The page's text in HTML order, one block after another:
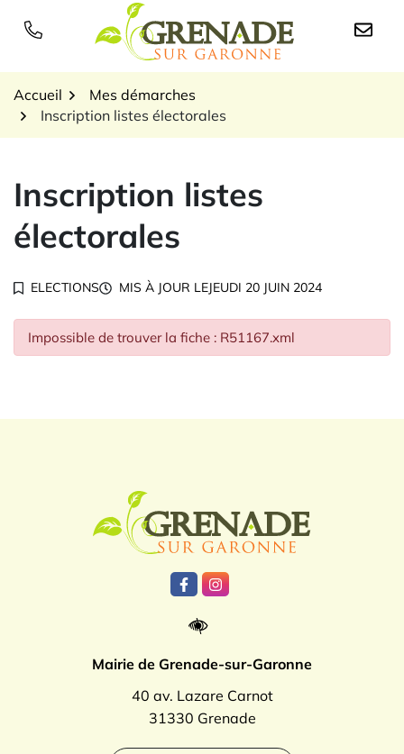
Logo Grenade sur
Accueil
Mes démarches
Inscription listes électorales
Inscription listes
électorales
ELECTIONS MIS À JOUR LEJEUDI 20 JUIN 2024
Impossible de trouver la fiche : R51167.xml
Lien vers le compte Facebook
Lien vers le compte
Mairie de Grenade-sur-Garonne
40 av. Lazare Carnot
31330 Grenade